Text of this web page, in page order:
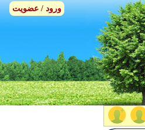
ورود / عضویت